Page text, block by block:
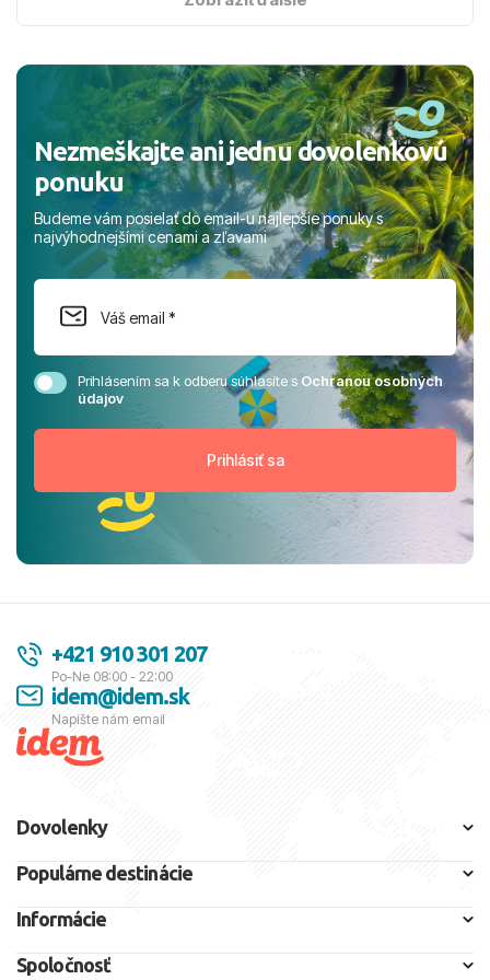
Nezmeškajte ani jednu dovolenkovú
ponuku
Budeme vám posielať do email-u najlepšie ponuky s
najvýhodnejšími cenami a zľavami
Prihlásením sa k odberu súhlasíte sOchranou osobných
údajov
+421 910 301 207
Po-Ne 08:00 - 22:00
idem@idem.sk
Napíšte nám email
Dovolenky
Populárne destinácie
Informácie
Spoločnosť